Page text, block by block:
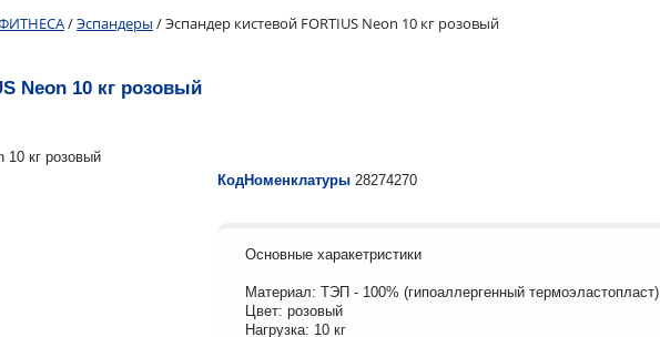
/Эспандеры / Эспандер кистевой FORTIUS Neon 10 кг розовый
Neon 10 кг розовый
КодНоменклатуры 28274270
Основные харакетристики
Материал: ТЭП - 100% (гипоаллергенный термоэластопласт)
Цвет: розовый
Нагрузка: 10 кг